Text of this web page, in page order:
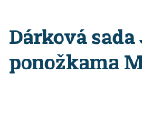
Dárková
ponožkama